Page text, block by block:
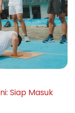
Siap Masuk